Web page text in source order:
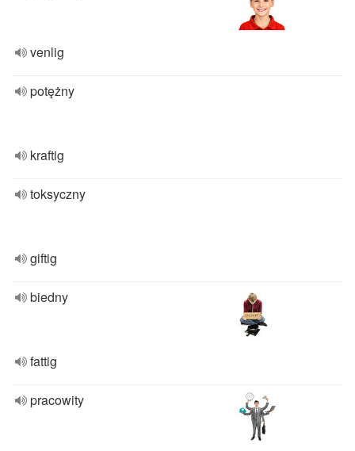
venlig
potężny
kraftig
toksyczny
giftig
biedny
fattig
pracowity